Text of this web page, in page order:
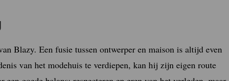
Blazy. Een fusie tussen ontwerper en maison is altijd even
van het modehuis te verdiepen, kan hij zijn eigen route